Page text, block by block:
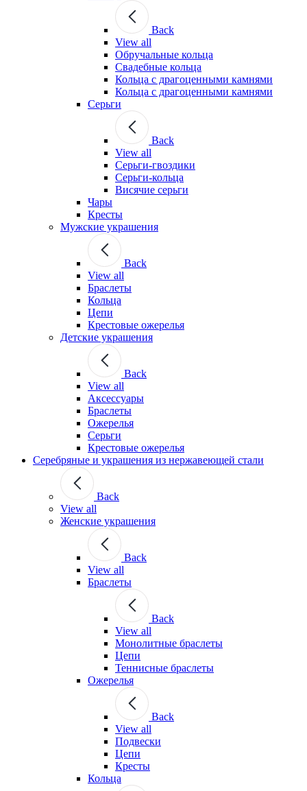
Back
View all
Обручальные кольца
Свадебные кольца
Кольца с драгоценными камнями
Кольца с драгоценными камнями
Серьги
Back
View all
Серьги-гвоздики
Серьги-кольца
Висячие серьги
Чары
Кресты
Мужские украшения
Back
View all
Браслеты
Кольца
Цепи
Крестовые ожерелья
Детские украшения
Back
View all
Аксессуары
Браслеты
Ожерелья
Серьги
Крестовые ожерелья
Серебряные и украшения из нержавеющей стали
Back
View all
Женские украшения
Back
View all
Браслеты
Back
View all
Монолитные браслеты
Цепи
Теннисные браслеты
Ожерелья
Back
View all
Подвески
Цепи
Кресты
Кольца